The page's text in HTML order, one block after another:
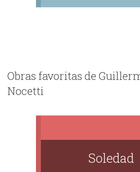
Obras favoritas de
Nocetti
Soledad